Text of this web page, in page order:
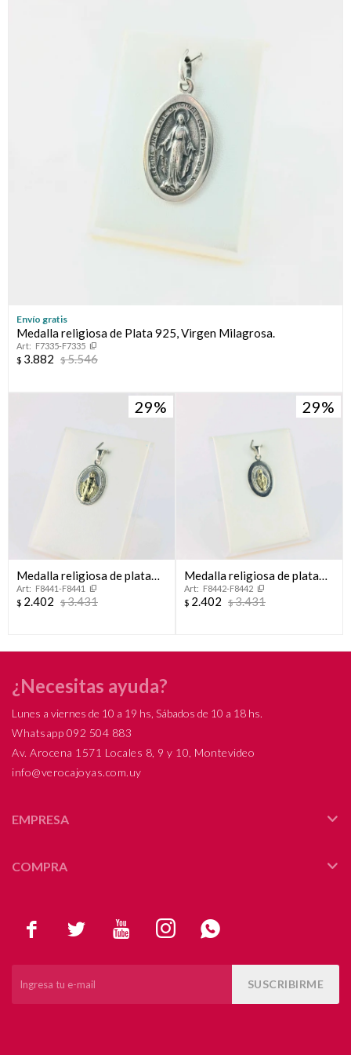
Envío gratis
Medalla religiosa de Plata 925, Virgen Milagrosa.
F7335-F7335
$ 3.882 $5.546
29
Medalla religiosa de plata
925 y double en oro 18 ktes.
F8441-F8441
$ 2.402 $3.431
29
Medalla religiosa de plata
925 con double en oro
18Ktes.
F8442-F8442
$ 2.402 $3.431
    
SUSCRIBIRME
¿Necesitas ayuda?
Lunes a viernes de 10 a 19 hs, Sábados de 10 a 18 hs.
Whatsapp 092 504 883
Av. Arocena 1571 Locales 8, 9 y 10, Montevideo
info@verocajoyas.com.uy
EMPRESA
COMPRA